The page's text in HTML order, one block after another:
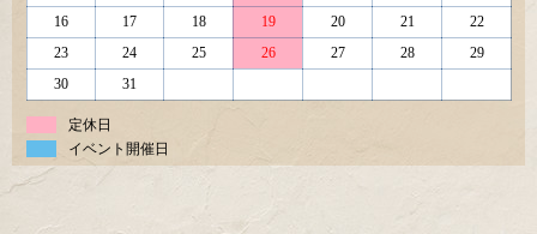
16
17 18 19 20 21
22
23
24 25 26 27 28
29
30
31
定休日
イベント開催日